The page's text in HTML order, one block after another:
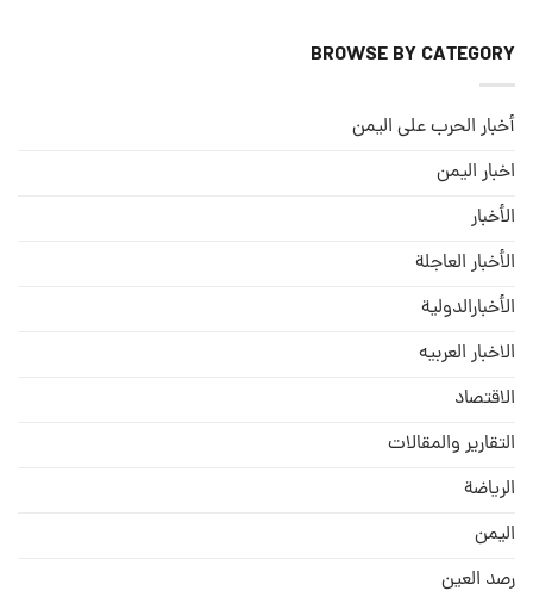
BROWSE BY CATEGORY
أخبار الحرب على اليمن
اخبار اليمن
الأخبار
الأخبار العاجلة
الأخبارالدولية
الاخبار العربيه
الاقتصاد
التقارير والمقالات
الریاضة
الیمن
رصد العین